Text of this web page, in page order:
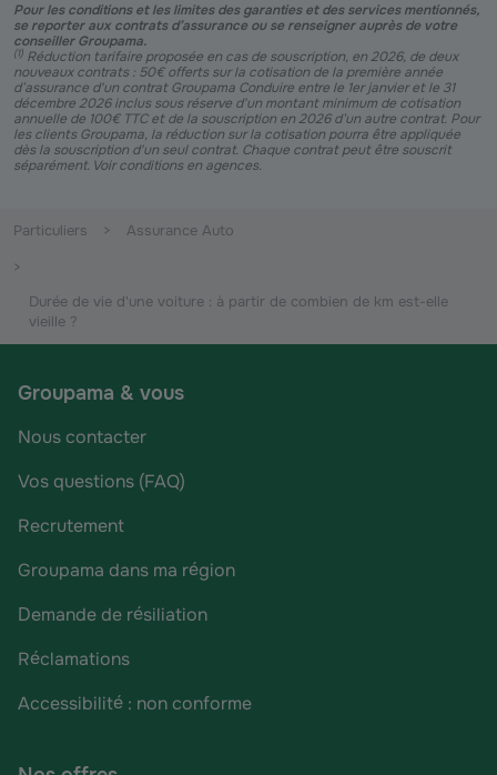
Pour les conditions et les limites des garanties et des services mentionnés,
se reporter aux contrats d’assurance ou se renseigner auprès de votre
conseiller Groupama.
(1) Réduction tarifaire proposée en cas de souscription, en 2026, de deux
nouveaux contrats : 50€ offerts sur la cotisation de la première année
d’assurance d'un contrat Groupama Conduire entre le 1er janvier et le 31
décembre 2026 inclus sous réserve d'un montant minimum de cotisation
annuelle de 100€ TTC et de la souscription en 2026 d’un autre contrat. Pour
les clients Groupama, la réduction sur la cotisation pourra être appliquée
dès la souscription d'un seul contrat. Chaque contrat peut être souscrit
séparément. Voir conditions en agences.
Particuliers Assurance Auto
Durée de vie d'une voiture : à partir de combien de km est-elle
vieille ?
Groupama & vous
Nous contacter
Vos questions (FAQ)
Recrutement
Groupama dans ma région
Demande de résiliation
Réclamations
Accessibilité : non conforme